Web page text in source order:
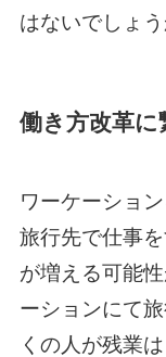
はないでしょう
働き方改革に
ワーケーショ
旅行先で仕事
が増える可能
ーションにて
くの人が残業